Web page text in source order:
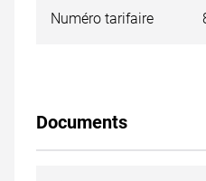
Numéro tarifaire
Documents